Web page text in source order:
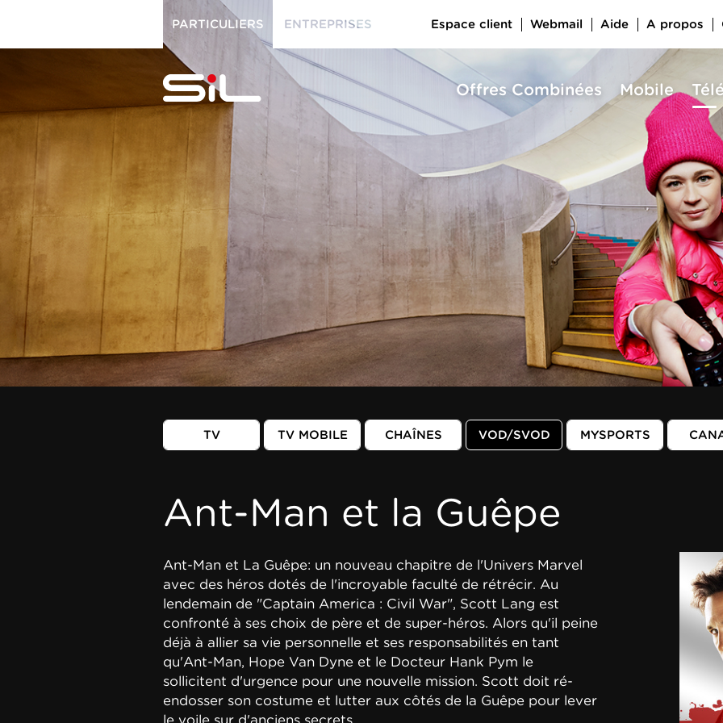
SiL
multimédia
TV TV MOBILE CHAÎNES VOD/SVOD MYSPORTS
Ant-Man et la Guêpe
Ant-Man et La Guêpe: un nouveau chapitre de l'Univers Marvel
avec des héros dotés de l'incroyable faculté de rétrécir. Au
lendemain de "Captain America : Civil War", Scott Lang est
confronté à ses choix de père et de super-héros. Alors qu'il peine
déjà à allier sa vie personnelle et ses responsabilités en tant
qu'Ant-Man, Hope Van Dyne et le Docteur Hank Pym le
sollicitent d'urgence pour une nouvelle mission. Scott doit ré-
endosser son costume et lutter aux côtés de la Guêpe pour lever
le voile sur d'anciens secrets.
PARTICULIERS
PARTICULIERS
Offres Combinées Mobile
ENTREPRISES
ENTREPRISES
Espace client Webmail Aide A propos